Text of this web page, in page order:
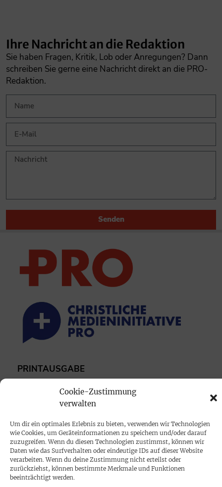
Cookie-Zustimmung
verwalten
Um dir ein optimales Erlebnis zu bieten, verwenden wir Technologien
wie Cookies, um Geräteinformationen zu speichern und/oder darauf
zuzugreifen. Wenn du diesen Technologien zustimmst, können wir
Daten wie das Surfverhalten oder eindeutige IDs auf dieser Website
verarbeiten. Wenn du deine Zustimmung nicht erteilst oder
zurückziehst, können bestimmte Merkmale und Funktionen
beeinträchtigt werden.
Ihre Nachricht an die Redaktion
Sie haben Fragen, Kritik, Lob oder Anregungen? Dann
schreiben Sie gerne eine Nachricht direkt an die PRO-
Redaktion.
Senden
PRINTAUSGABE
Impressum
SPENDEN
Datenschutz